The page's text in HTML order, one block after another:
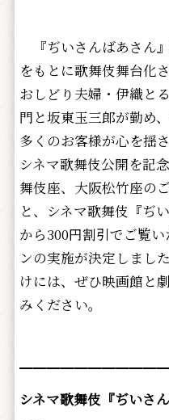
『ぢいさんばあさん
をもとに歌舞伎舞台化
おしどり夫婦・伊織と
門と坂東玉三郎が勤め
多くのお客様が心を揺
シネマ歌舞伎公開を記
舞伎座、大阪松竹座の
と、シネマ歌舞伎『ぢ
から300円割引でご覧
ンの実施が決定しまし
けには、ぜひ映画館と
みください。
シネマ歌舞伎『ぢいさ